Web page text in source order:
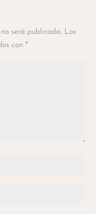
no será publicada. Los
con*